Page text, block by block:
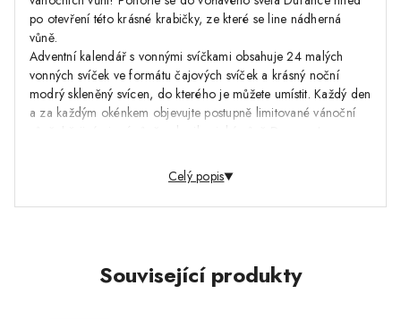
po otevření této krásné krabičky, ze které se line nádherná
vůně.
Adventní kalendář s vonnými svíčkami obsahuje 24 malých
vonných svíček ve formátu čajových svíček a krásný noční
modrý skleněný svícen, do kterého je můžete umístit. Každý den
a za každým okénkem objevujte postupně limitované vánoční
vůně, hřejivé zimní vůně nebo ikonické vůně Durance!
Celý popis
Související produkty